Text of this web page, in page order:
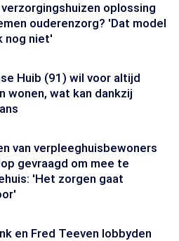
oplossing
ouderenzorg? 'Dat model
nog niet'
Huib (91) wil voor altijd
wonen, wat kan dankzij
van verpleeghuisbewoners
gevraagd om mee te
'Het zorgen gaat
en Fred Teeven lobbyden